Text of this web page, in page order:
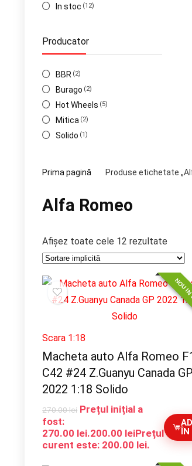
In stoc (12)
Producator
BBR (2)
Burago (2)
Hot Wheels (5)
Mitica (2)
Solido (1)
Prima pagină Produse etichetate
Alfa Romeo
Afișez toate cele 12 rezultate
NOU
Scara 1:18
Macheta auto Alfa Romeo
C42 #24 Z.Guanyu Canada GP
2022 1:18 Solido
270.00lei Prețul inițial a
fost:
270.00 lei.200.00 leiPrețul
curent este: 200.00 lei.
ÎN